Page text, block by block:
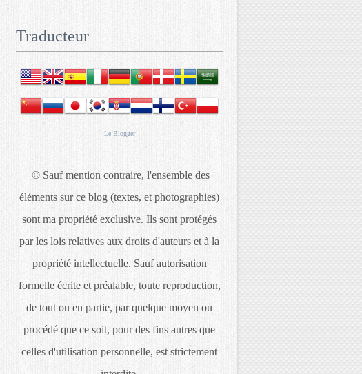
Traducteur
Le Blogger
© Sauf mention contraire, l'ensemble des
éléments sur ce blog (textes, et photographies)
sont ma propriété exclusive. Ils sont protégés
par les lois relatives aux droits d'auteurs et à la
propriété intellectuelle. Sauf autorisation
formelle écrite et préalable, toute reproduction,
de tout ou en partie, par quelque moyen ou
procédé que ce soit, pour des fins autres que
celles d'utilisation personnelle, est strictement